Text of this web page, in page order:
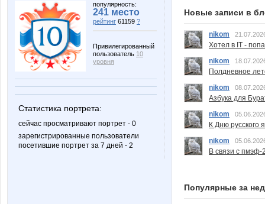
популярность:
241 место
рейтинг 61159 ?
Привилегированный
пользователь 10
уровня
Статистика портрета:
сейчас просматривают портрет - 0
зарегистрированные пользователи
посетившие портрет за 7 дней - 2
Новые записи в
nikom
Хотел в IT -
nikom
Полдневное
nikom
Азбука для
nikom
К Дню русского
nikom
В связи с пмэф-
Популярные за